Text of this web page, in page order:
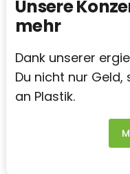
Unsere
mehr
Dank unserer
Du nicht nur
an Plastik.